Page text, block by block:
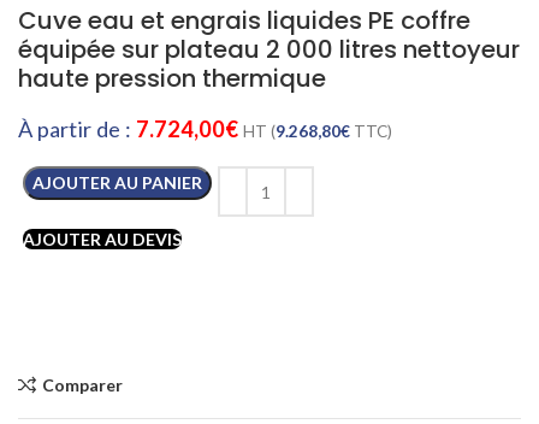
Cuve eau et engrais liquides PE coffre
équipée sur plateau 2 000 litres nettoyeur
haute pression thermique
À partir de : 7.724,00€ HT (9.268,80€ TTC)
AJOUTER AU PANIER
AJOUTER AU DEVIS
Comparer